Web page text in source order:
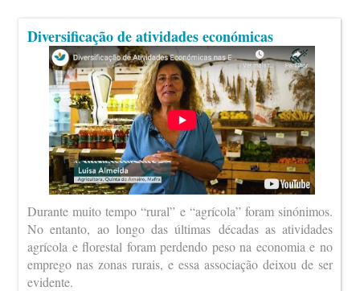
Diversificação de atividades económicas
Durante muito tempo “rural” e “agrícola” foram sinónimos.
No entanto, ao longo das últimas décadas as atividades
agrícola e florestal foram perdendo peso na economia e no
emprego nas zonas rurais, e essa associação deixou de ser
evidente.